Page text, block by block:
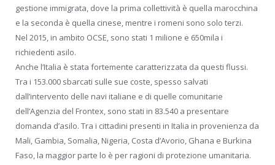
gestione immigrata, dove la prima collettività è quella marocchina
e la seconda è quella cinese, mentre i romeni sono solo terzi.
Nel 2015, in ambito OCSE, sono stati 1 milione e 650mila i
richiedenti asilo.
Anche l’Italia è stata fortemente caratterizzata da questi flussi.
Tra i 153.000 sbarcati sulle sue coste, spesso salvati
dall’intervento delle navi italiane e di quelle comunitarie
dell’Agenzia del Frontex, sono stati in 83.540 a presentare
domanda d’asilo. Tra i cittadini presenti in Italia in provenienza da
Mali, Gambia, Somalia, Nigeria, Costa d’Avorio, Ghana e Burkina
Faso, la maggior parte lo è per ragioni di protezione umanitaria.